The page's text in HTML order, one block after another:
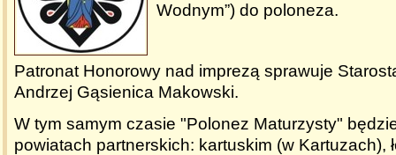
Wodnym”) do poloneza.
Patronat Honorowy nad imprezą sprawuje
Andrzej Gąsienica Makowski.
W tym samym czasie "Polonez Maturzysty"
powiatach partnerskich: kartuskim (w Kartuzach),